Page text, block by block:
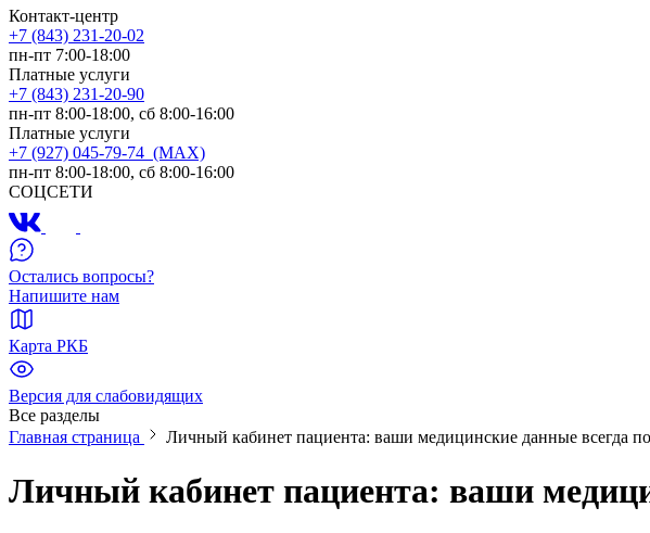
Контакт-центр
+7 (843) 231-20-02
пн-пт 7:00-18:00
Платные услуги
+7 (843) 231-20-90
пн-пт 8:00-18:00, сб 8:00-16:00
Платные услуги
+7 (927) 045-79-74 (MAX)
пн-пт 8:00-18:00, сб 8:00-16:00
СОЦСЕТИ
Остались вопросы?
Напишите нам
Карта РКБ
Версия для слабовидящих
Все разделы
Главная страница
Личный кабинет пациента: ваши медицинские данные всегда
Личный кабинет пациента: ваши